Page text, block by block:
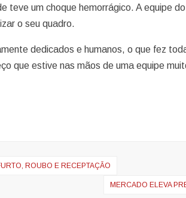
teve um choque hemorrágico. A equipe
o seu quadro.
dedicados e humanos, o que fez
que estive nas mãos de uma equipe
ROUBO E RECEPTAÇÃO
MERCADO ELEVA